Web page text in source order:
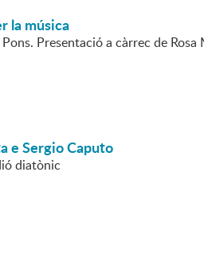
la música
Presentació a càrrec de Rosa
e Sergio Caputo
diatònic